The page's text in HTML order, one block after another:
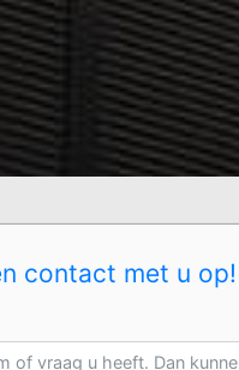
contact met u op!